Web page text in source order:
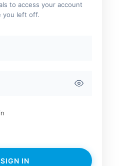
to access your account
you left off.
SIGN IN